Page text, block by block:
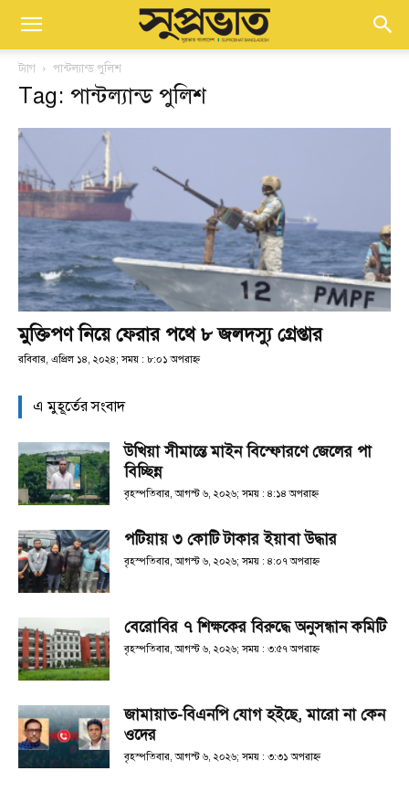
ট্যাগ পান্টল্যান্ড পুলিশ
Tag: পান্টল্যান্ড পুলিশ
মুক্তিপণ নিয়ে ফেরার পথে ৮ জলদস্যু গ্রেপ্তার
রবিবার, এপ্রিল ১৪, ২০২৪; সময় : ৮:০১ অপরাহ্ণ
এ মুহূর্তের সংবাদ
উখিয়া সীমান্তে মাইন বিস্ফোরণে জেলের পা
বিচ্ছিন্ন
বৃহস্পতিবার, আগস্ট ৬, ২০২৬; সময় : ৪:১৪ অপরাহ্ণ
পটিয়ায় ৩ কোটি টাকার ইয়াবা উদ্ধার
বৃহস্পতিবার, আগস্ট ৬, ২০২৬; সময় : ৪:০৭ অপরাহ্ণ
বেরোবির ৭ শিক্ষকের বিরুদ্ধে অনুসন্ধান কমিটি
বৃহস্পতিবার, আগস্ট ৬, ২০২৬; সময় : ৩:৫৭ অপরাহ্ণ
জামায়াত-বিএনপি যোগ হইছে, মারো না কেন
ওদের
বৃহস্পতিবার, আগস্ট ৬, ২০২৬; সময় : ৩:৩১ অপরাহ্ণ